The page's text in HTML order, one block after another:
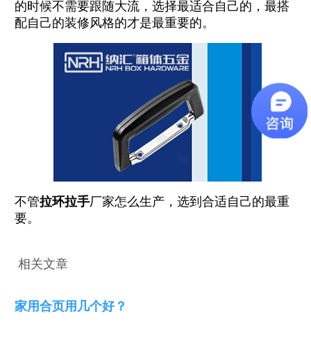
的时候不需要跟随大流，选择最适合自己的，最搭
配自己的装修风格的才是最重要的。
不管拉环拉手厂家怎么生产，选到合适自己的最重
要。
相关文章
家用合页用几个好？